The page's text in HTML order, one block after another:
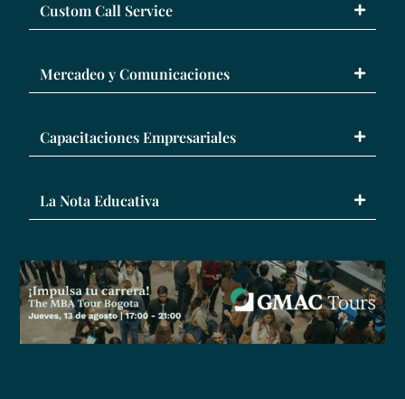
Custom Call Service
Mercadeo y Comunicaciones
Capacitaciones Empresariales
La Nota Educativa